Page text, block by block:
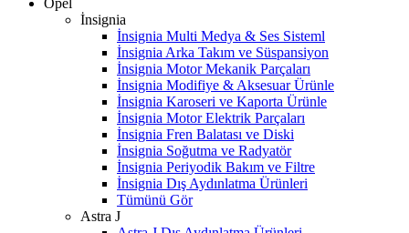
Opel
İnsignia
İnsignia Multi Medya & Ses Sisteml
İnsignia Arka Takım ve Süspansiyon
İnsignia Motor Mekanik Parçaları
İnsignia Modifiye & Aksesuar Ürünle
İnsignia Karoseri ve Kaporta Ürünle
İnsignia Motor Elektrik Parçaları
İnsignia Fren Balatası ve Diski
İnsignia Soğutma ve Radyatör
İnsignia Periyodik Bakım ve Filtre
İnsignia Dış Aydınlatma Ürünleri
Tümünü Gör
Astra J